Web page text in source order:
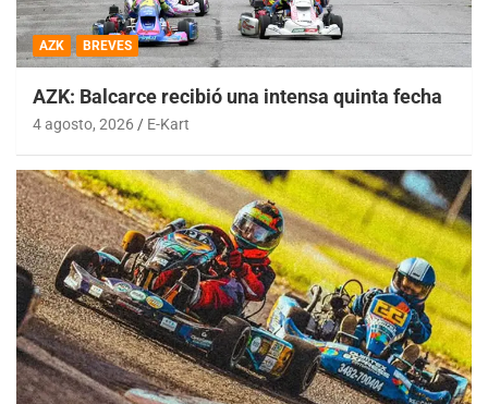
AZK BREVES
AZK: Balcarce recibió una intensa quinta fecha
4 agosto, 2026 E-Kart